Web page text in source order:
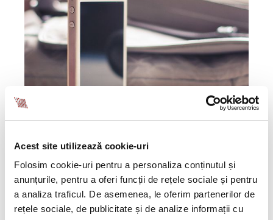
Acest site utilizează cookie-uri
Folosim cookie-uri pentru a personaliza conținutul și
anunțurile, pentru a oferi funcții de rețele sociale și pentru
a analiza traficul. De asemenea, le oferim partenerilor de
rețele sociale, de publicitate și de analize informații cu